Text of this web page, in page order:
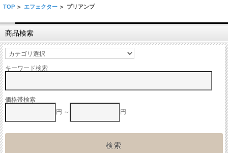
TOP > エフェクター > プリアンプ
商品検索
キーワード検索
価格帯検索
円 ～
円